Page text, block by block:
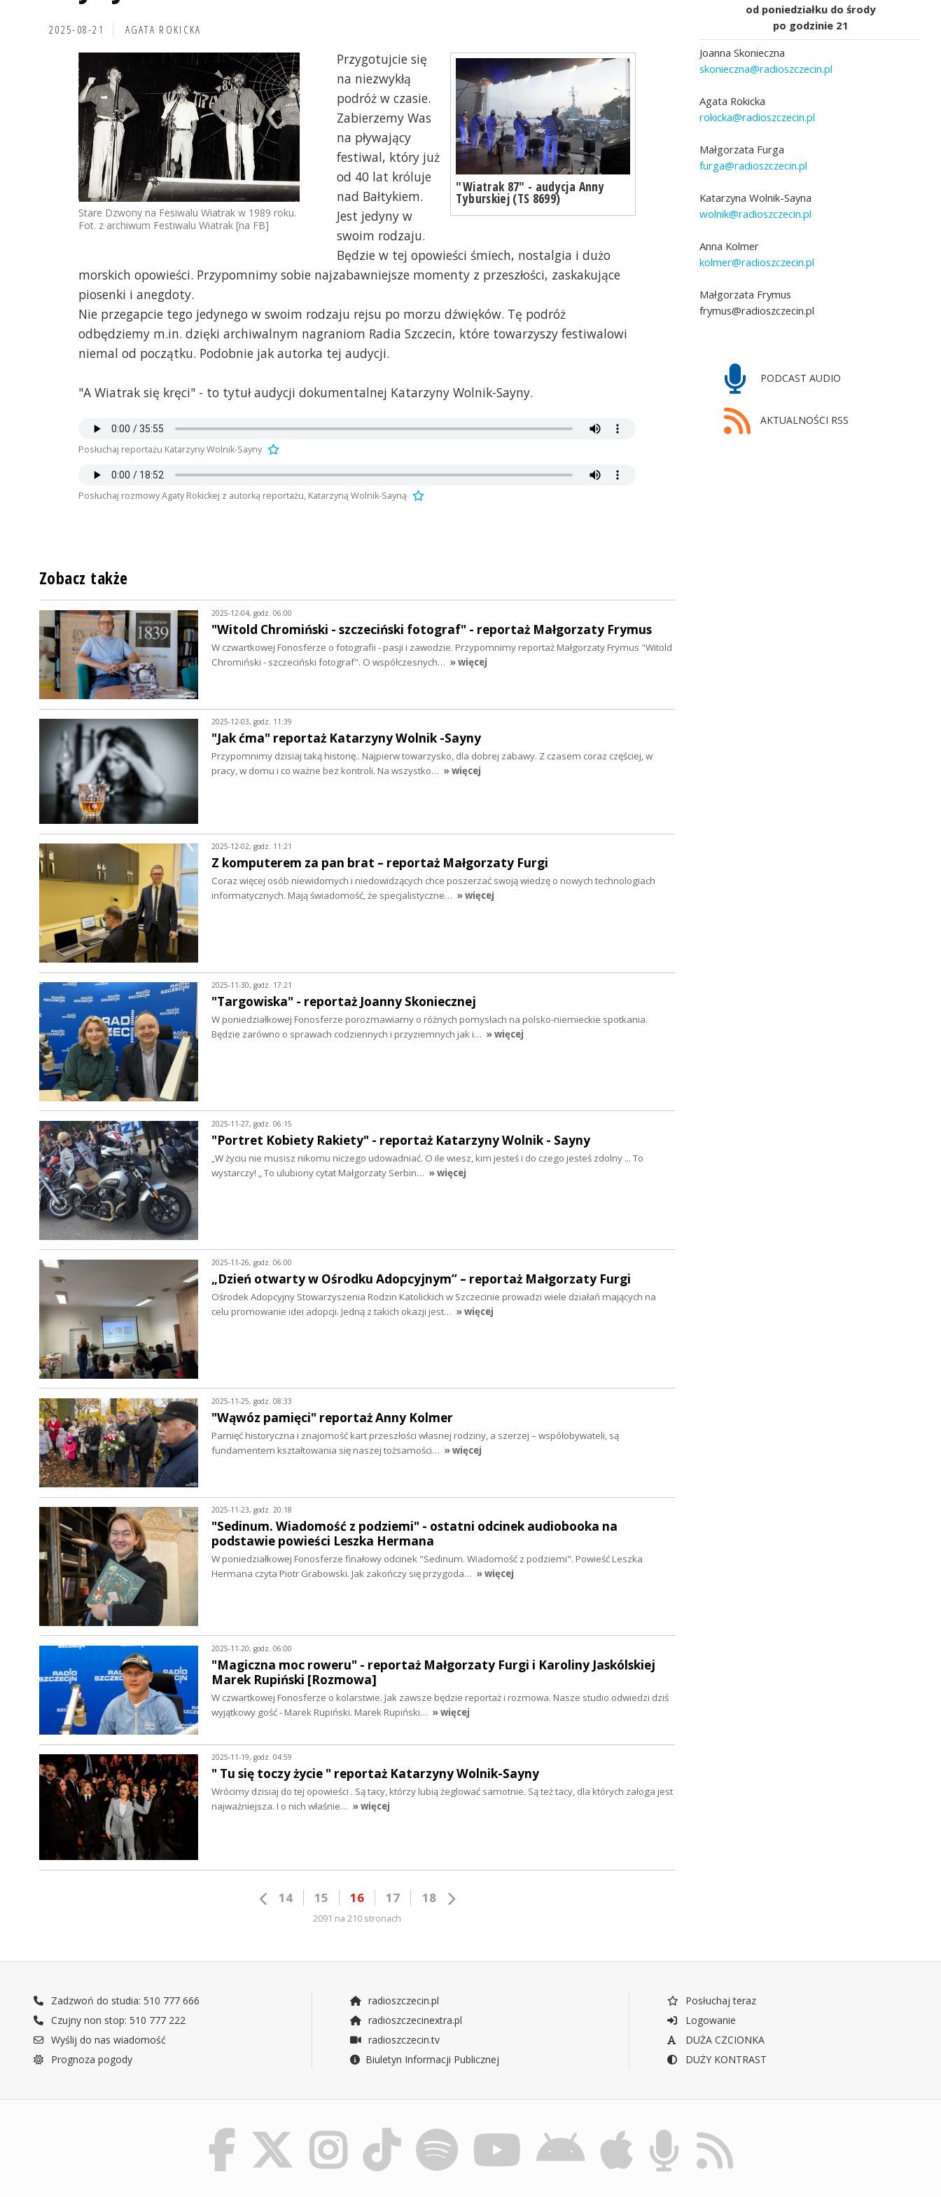
2025-08-21 AGATA ROKICKA
Stare Dzwony na Fesiwalu Wiatrak w 1989 roku.
Fot. z archiwum Festiwalu Wiatrak [na FB]
"Wiatrak 87" - audycja Anny
Tyburskiej (TS 8699)
Przygotujcie się
na niezwykłą
podróż w czasie.
Zabierzemy Was
na pływający
festiwal, który już
od 40 lat króluje
nad Bałtykiem.
Jest jedyny w
swoim rodzaju.
Będzie w tej opowieści śmiech, nostalgia i dużo
morskich opowieści. Przypomnimy sobie najzabawniejsze momenty z przeszłości, zaskakujące
piosenki i anegdoty.
Nie przegapcie tego jedynego w swoim rodzaju rejsu po morzu dźwięków. Tę podróż
odbędziemy m.in. dzięki archiwalnym nagraniom Radia Szczecin, które towarzyszy festiwalowi
niemal od początku. Podobnie jak autorka tej audycji.
"A Wiatrak się kręci" - to tytuł audycji dokumentalnej Katarzyny Wolnik-Sayny.
Posłuchaj reportażu Katarzyny Wolnik-Sayny
Posłuchaj rozmowy Agaty Rokickej z autorką reportażu, Katarzyną Wolnik-Sayną
od poniedziałku do środy
po godzinie 21
Joanna Skonieczna
skonieczna@radioszczecin.pl
Agata Rokicka
rokicka@radioszczecin.pl
Małgorzata Furga
furga@radioszczecin.pl
Katarzyna Wolnik-Sayna
wolnik@radioszczecin.pl
Anna Kolmer
kolmer@radioszczecin.pl
Małgorzata Frymus
frymus@radioszczecin.pl
PODCAST AUDIO
AKTUALNOŚCI RSS
Zobacz także
2025-12-04, godz. 06:00
"Witold Chromiński - szczeciński fotograf" - reportaż Małgorzaty Frymus
W czwartkowej Fonosferze o fotografii - pasji i zawodzie. Przypomnimy reportaż Małgorzaty Frymus "Witold
Chromiński - szczeciński fotograf". O współczesnych… » więcej
2025-12-03, godz. 11:39
"Jak ćma" reportaż Katarzyny Wolnik -Sayny
Przypomnimy dzisiaj taką historię.. Najpierw towarzysko, dla dobrej zabawy. Z czasem coraz częściej, w
pracy, w domu i co ważne bez kontroli. Na wszystko… » więcej
2025-12-02, godz. 11:21
Z komputerem za pan brat – reportaż Małgorzaty Furgi
Coraz więcej osób niewidomych i niedowidzących chce poszerzać swoją wiedzę o nowych technologiach
informatycznych. Mają świadomość, że specjalistyczne… » więcej
2025-11-30, godz. 17:21
"Targowiska" - reportaż Joanny Skoniecznej
W poniedziałkowej Fonosferze porozmawiamy o różnych pomysłach na polsko-niemieckie spotkania.
Będzie zarówno o sprawach codziennych i przyziemnych jak i… » więcej
2025-11-27, godz. 06:15
"Portret Kobiety Rakiety" - reportaż Katarzyny Wolnik - Sayny
„W życiu nie musisz nikomu niczego udowadniać. O ile wiesz, kim jesteś i do czego jesteś zdolny ... To
wystarczy! „ To ulubiony cytat Małgorzaty Serbin… » więcej
2025-11-26, godz. 06:00
„Dzień otwarty w Ośrodku Adopcyjnym” – reportaż Małgorzaty Furgi
Ośrodek Adopcyjny Stowarzyszenia Rodzin Katolickich w Szczecinie prowadzi wiele działań mających na
celu promowanie idei adopcji. Jedną z takich okazji jest… » więcej
2025-11-25, godz. 08:33
"Wąwóz pamięci" reportaż Anny Kolmer
Pamięć historyczna i znajomość kart przeszłości własnej rodziny, a szerzej – współobywateli, są
fundamentem kształtowania się naszej tożsamości… » więcej
2025-11-23, godz. 20:18
"Sedinum. Wiadomość z podziemi" - ostatni odcinek audiobooka na
podstawie powieści Leszka Hermana
W poniedziałkowej Fonosferze finałowy odcinek "Sedinum. Wiadomość z podziemi". Powieść Leszka
Hermana czyta Piotr Grabowski. Jak zakończy się przygoda… » więcej
2025-11-20, godz. 06:00
"Magiczna moc roweru" - reportaż Małgorzaty Furgi i Karoliny Jaskólskiej
Marek Rupiński [Rozmowa]
W czwartkowej Fonosferze o kolarstwie. Jak zawsze będzie reportaż i rozmowa. Nasze studio odwiedzi dziś
wyjątkowy gość - Marek Rupiński. Marek Rupiński… » więcej
2025-11-19, godz. 04:59
" Tu się toczy życie " reportaż Katarzyny Wolnik-Sayny
Wrócimy dzisiaj do tej opowieści . Są tacy, którzy lubią żeglować samotnie. Są też tacy, dla których załoga jest
najważniejsza. I o nich właśnie… » więcej
14 15 16 17 18
2091 na 210 stronach
Zadzwoń do studia: 510 777 666
Czujny non stop: 510 777 222
Wyślij do nas wiadomość
Prognoza pogody
radioszczecin.pl
radioszczecinextra.pl
radioszczecin.tv
Biuletyn Informacji Publicznej
Posłuchaj teraz
Logowanie
DUŻA CZCIONKA
DUŻY KONTRAST